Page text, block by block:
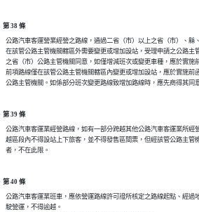
第 38 條
公路汽車客運營業經營之路線，通過二省（市）以上之省（市）、縣
在該管公路主管機關轄區外需要變更或增加設站，受理申請之公路主
之省（市）公路主管機關同意，如僅增減班次或變更車種，應於實施
前項路線僅在該管公路主管機關轄區內變更或增加設站，應於實施前
第 39 條
公路汽車客運業經營路線，如有一部分跨越其他公路汽車客運業所經
越區段內不得設站上下旅客，並不得發售區間票，但經該管公路主管
第 40 條
公路汽車客運業班車，應依營運路線許可證所核定之路線起點、經過
  駛營運，不得逾越。